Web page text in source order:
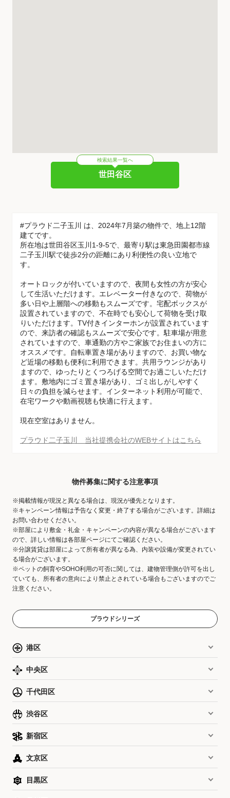
検索結果一覧へ
世田谷区
#プラウド二子玉川 は、2024年7月築の物件で、地上12階
建てです。
所在地は世田谷区玉川1-9-5で、最寄り駅は東急田園都市線
二子玉川駅で徒歩2分の距離にあり利便性の良い立地で
す。
オートロックが付いていますので、夜間も女性の方が安心
して生活いただけます。エレベーター付きなので、荷物が
多い日や上層階への移動もスムーズです。宅配ボックスが
設置されていますので、不在時でも安心して荷物を受け取
りいただけます。TV付きインターホンが設置されています
ので、来訪者の確認もスムーズで安心です。駐車場が用意
されていますので、車通勤の方やご家族でお住まいの方に
オススメです。自転車置き場がありますので、お買い物な
ど近場の移動も便利に利用できます。共用ラウンジがあり
ますので、ゆったりとくつろげる空間でお過ごしいただけ
ます。敷地内にゴミ置き場があり、ゴミ出しがしやすく
日々の負担を減らせます。インターネット利用が可能で、
在宅ワークや動画視聴も快適に行えます。
現在空室はありません。
プラウド二子玉川 当社提携会社のWEBサイトはこちら
物件募集に関する注意事項
※掲載情報が現況と異なる場合は、現況が優先となります。
※キャンペーン情報は予告なく変更・終了する場合がございます。詳細は
お問い合わせください。
※部屋により敷金・礼金・キャンペーンの内容が異なる場合がございます
ので、詳しい情報は各部屋ページにてご確認ください。
※分譲賃貸は部屋によって所有者が異なる為、内装や設備が変更されてい
る場合がございます。
※ペットの飼育やSOHO利用の可否に関しては、建物管理側が許可を出し
ていても、所有者の意向により禁止とされている場合もございますのでご
注意ください。
プラウドシリーズ
港区
中央区
千代田区
渋谷区
新宿区
文京区
目黒区